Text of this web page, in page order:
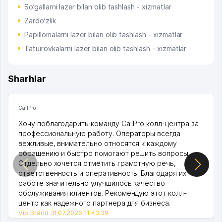
So‘gallarni lazer bilan olib tashlash - xizmatlar
Zardo‘zlik
Papillomalarni lazer bilan olib tashlash - xizmatlar
Tatuirovkalarni lazer bilan olib tashlash - xizmatlar
Sharhlar
CallPro
Хочу поблагодарить команду CallPro колл-центра за
профессиональную работу. Операторы всегда
вежливые, внимательно относятся к каждому
обращению и быстро помогают решить вопросы.
Отдельно хочется отметить грамотную речь,
ответственность и оперативность. Благодаря их
работе значительно улучшилось качество
обслуживания клиентов. Рекомендую этот колл-
центр как надежного партнера для бизнеса.
Vip Brand 31.07.2026 11:43:39